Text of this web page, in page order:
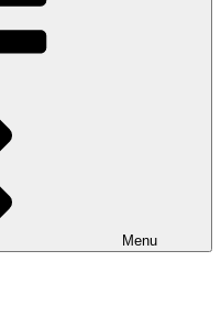
Menu